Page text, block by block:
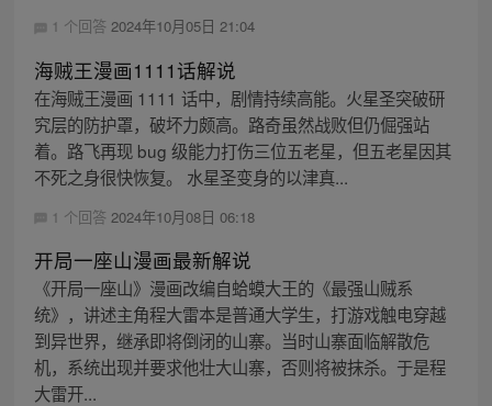
1 个回答 2024年10月05日 21:04
海贼王漫画1111话解说
在海贼王漫画 1111 话中，剧情持续高能。火星圣突破研
究层的防护罩，破坏力颇高。路奇虽然战败但仍倔强站
着。路飞再现 bug 级能力打伤三位五老星，但五老星因其
不死之身很快恢复。 水星圣变身的以津真...
1 个回答 2024年10月08日 06:18
开局一座山漫画最新解说
《开局一座山》漫画改编自蛤蟆大王的《最强山贼系
统》，讲述主角程大雷本是普通大学生，打游戏触电穿越
到异世界，继承即将倒闭的山寨。当时山寨面临解散危
机，系统出现并要求他壮大山寨，否则将被抹杀。于是程
大雷开...